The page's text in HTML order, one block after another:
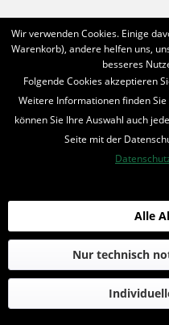
INFORMIERT BLEIBEN
* Alle Preise inkl. MwSt.
© 2016-2022 Romantruhe -
die profilschmiede -
Wir verwenden Cookies. Einige
Warenkorb), andere helfen uns,
besseres
Folgende Cookies akzeptieren
Weitere Informationen finden
können Sie Ihre Auswahl auch
Seite mit der
Nur technisch
Alle